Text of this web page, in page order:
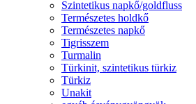
Szintetikus napkő/goldfluss
Természetes holdkő
Természetes napkő
Tigrisszem
Turmalin
Türkinit, szintetikus türkiz
Türkiz
Unakit